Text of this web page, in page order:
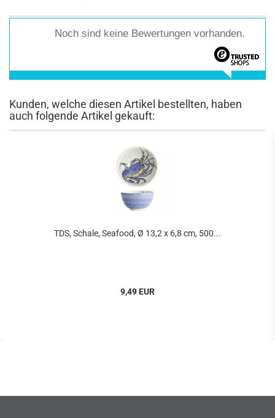
Noch sind keine Bewertungen vorhanden.
Kunden, welche diesen Artikel bestellten, haben
auch folgende Artikel gekauft:
TDS, Schale, Seafood, Ø 13,2 x 6,8 cm, 500...
9,49 EUR